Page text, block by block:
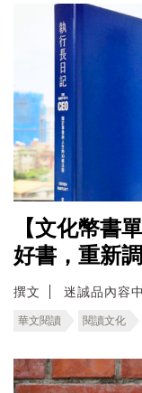
【文化幣書
好書，重新
撰文 迷誠品內容
華文閱讀 閱讀文化